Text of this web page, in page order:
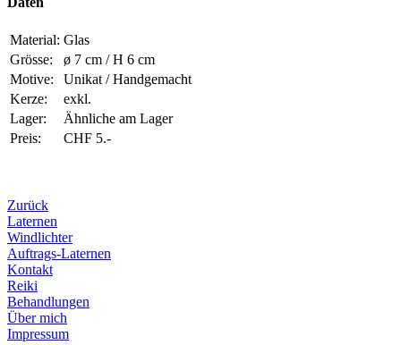
Material: Glas
Grösse:
ø 7 cm / H 6 cm
Motive:
Unikat / Handgemacht
Kerze:
exkl.
Lager:
Ähnliche am Lager
Preis:
CHF 5.-
Zurück
Laternen
Windlichter
Auftrags-Laternen
Kontakt
Reiki
Behandlungen
Über mich
Impressum